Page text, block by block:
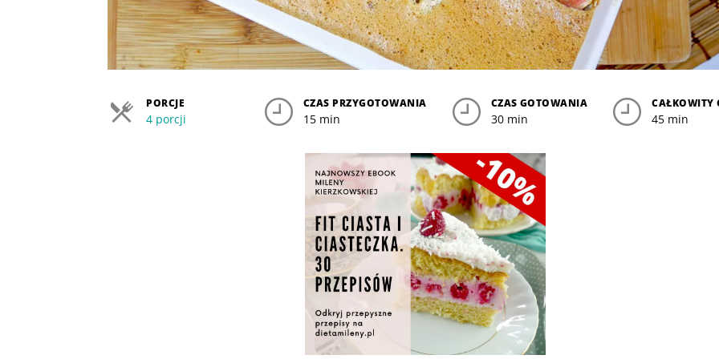
PORCJE
4 porcji
CZAS PRZYGOTOWANIA
15 min
CZAS GOTOWANIA
30 min
CAŁKOWITY
45 min